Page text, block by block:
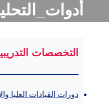
التخصصات التدريبية
دورات القيادات العليا